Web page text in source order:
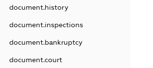
document.history
document.inspections
document.bankruptcy
document.court